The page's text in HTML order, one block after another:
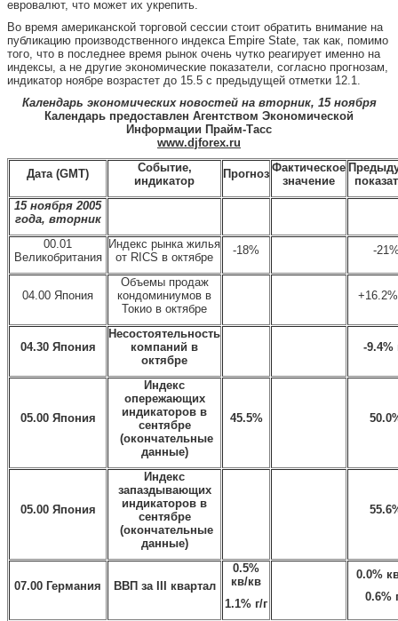
евровалют, что может их укрепить.
Во время американской торговой сессии стоит обратить внимание на
публикацию производственного индекса Empire State, так как, помимо
того, что в последнее время рынок очень чутко реагирует именно на
индексы, а не другие экономические показатели, согласно прогнозам,
индикатор ноябре возрастет до 15.5 с предыдущей отметки 12.1.
Календарь экономических новостей на вторник, 15 ноября
Календарь предоставлен Агентством Экономической
Информации Прайм-Тасс
www.djforex.ru
Дата (GMT)
Событие,
индикатор
Прогноз Фактическое
значение
15 ноября 2005
года, вторник
00.01
Великобритания
Индекс рынка жилья
от RICS в октябре
-18% -
04.00 Япония
Объемы продаж
кондоминиумов в
Токио в октябре
+16.2%
04.30 Япония
Несостоятельность
компаний в
октябре
-9.4%
05.00 Япония
Индекс
опережающих
индикаторов в
сентябре
(окончательные
данные)
45.5%
05.00 Япония
Индекс
запаздывающих
индикаторов в
сентябре
(окончательные
данные)
07.00 Германия ВВП за III квартал
0.5%
кв/кв
1.1% г/г
0.0%
0.6%